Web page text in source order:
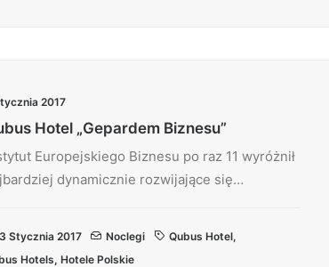
2017
Hotel „Gepardem Biznesu”
Europejskiego Biznesu po raz 11 wyróżnił
dynamicznie rozwijające się…
3 Stycznia 2017 Noclegi Qubus Hotel,
Hotels, Hotele Polskie